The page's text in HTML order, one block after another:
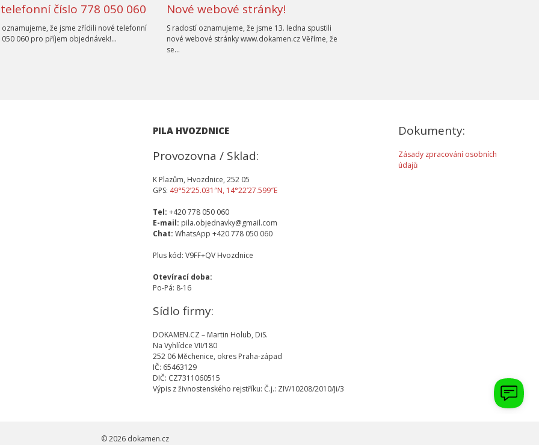
číslo 778 050 060
že jsme zřídili nové telefonní
050 060 pro příjem objednávek!…
Nové webové stránky!
S radostí oznamujeme, že jsme 13. ledna spustili
nové webové stránky www.dokamen.cz Věříme, že
se…
PILA HVOZDNICE
Provozovna / Sklad:
K Plazům, Hvozdnice, 252 05
GPS: 49°52’25.031″N, 14°22’27.599″E
Tel: +420 778 050 060
E-mail: pila.objednavky@gmail.com
Chat: WhatsApp +420 778 050 060
Plus kód: V9FF+QV Hvozdnice
Otevírací doba:
Po-Pá: 8-16
Sídlo firmy:
DOKAMEN.CZ – Martin Holub, DiS.
Na Vyhlídce VII/180
252 06 Měchenice, okres Praha-západ
IČ: 65463129
DIČ: CZ7311060515
Výpis z živnostenského rejstříku: Č.j.: ZIV/10208/2010/Ji/3
Dokumenty:
Zásady zpracování osobních
údajů
© 2026 dokamen.cz